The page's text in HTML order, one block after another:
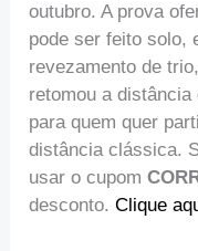
outubro. A prova
pode ser feito solo,
revezamento de
retomou a
para quem quer
distância clássica.
usar o cupom
desconto.Clique